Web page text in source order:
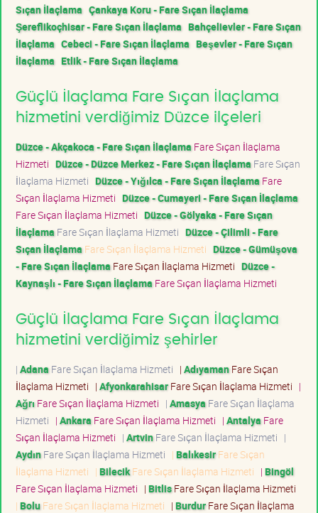
Sıçan İlaçlama Çankaya Koru - Fare Sıçan İlaçlama
Şereflikoçhisar - Fare Sıçan İlaçlama Bahçelievler - Fare Sıçan
İlaçlama Cebeci - Fare Sıçan İlaçlama Beşevler - Fare Sıçan
İlaçlama Etlik - Fare Sıçan İlaçlama
Güçlü İlaçlama Fare Sıçan İlaçlama
hizmetini verdiğimiz Düzce ilçeleri
Düzce - Akçakoca - Fare Sıçan İlaçlama Fare Sıçan İlaçlama
Hizmeti Düzce - Düzce Merkez - Fare Sıçan İlaçlama Fare Sıçan
İlaçlama Hizmeti Düzce - Yığılca - Fare Sıçan İlaçlama Fare
Sıçan İlaçlama Hizmeti Düzce - Cumayeri - Fare Sıçan İlaçlama
Fare Sıçan İlaçlama Hizmeti Düzce - Gölyaka - Fare Sıçan
İlaçlama Fare Sıçan İlaçlama Hizmeti Düzce - Çilimli - Fare
Sıçan İlaçlama Fare Sıçan İlaçlama Hizmeti Düzce - Gümüşova
- Fare Sıçan İlaçlama Fare Sıçan İlaçlama Hizmeti Düzce -
Kaynaşlı - Fare Sıçan İlaçlama Fare Sıçan İlaçlama Hizmeti
Güçlü İlaçlama Fare Sıçan İlaçlama
hizmetini verdiğimiz şehirler
| Adana Fare Sıçan İlaçlama Hizmeti | AdıyamanFare Sıçan
İlaçlama Hizmeti | AfyonkarahisarFare Sıçan İlaçlama Hizmeti |
Ağrı Fare Sıçan İlaçlama Hizmeti | Amasya Fare Sıçan İlaçlama
Hizmeti | Ankara Fare Sıçan İlaçlama Hizmeti | Antalya Fare
Sıçan İlaçlama Hizmeti | ArtvinFare Sıçan İlaçlama Hizmeti |
AydınFare Sıçan İlaçlama Hizmeti | BalıkesirFare Sıçan
İlaçlama Hizmeti | BilecikFare Sıçan İlaçlama Hizmeti | Bingöl
Fare Sıçan İlaçlama Hizmeti | BitlisFare Sıçan İlaçlama Hizmeti
| BoluFare Sıçan İlaçlama Hizmeti | BurdurFare Sıçan İlaçlama